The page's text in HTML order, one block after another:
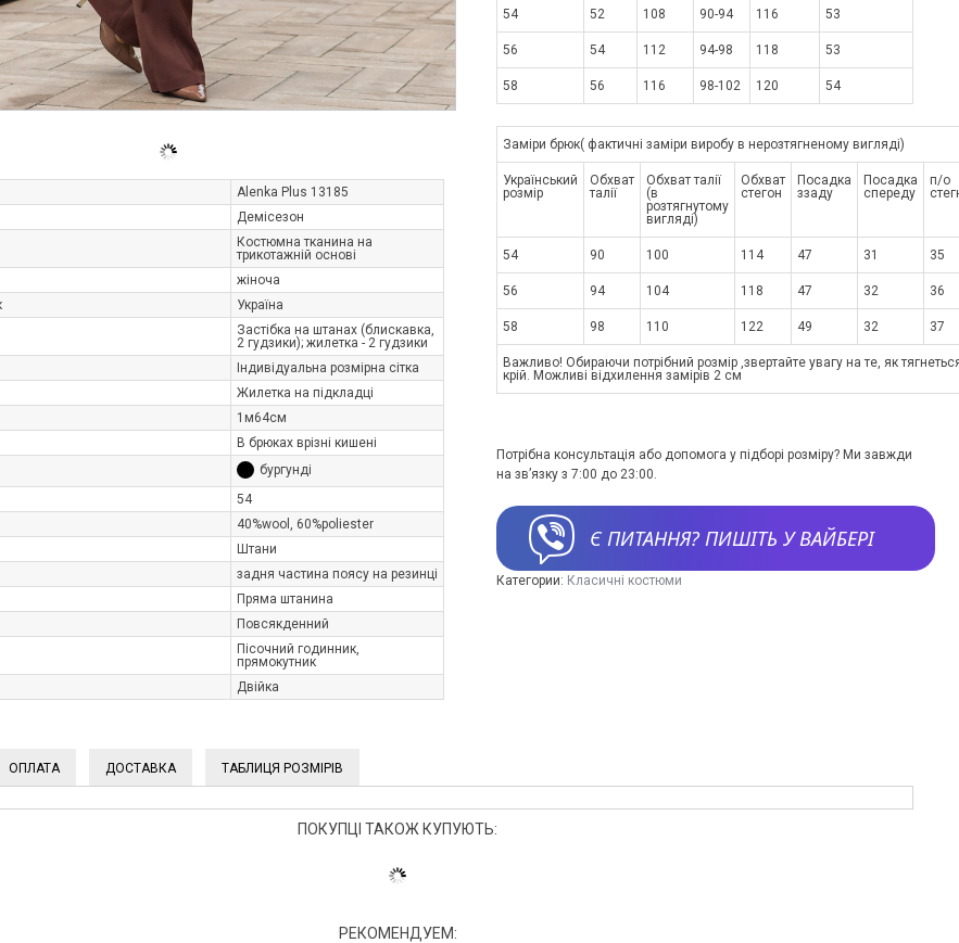
Alenka Plus 13185
Демісезон
Костюмна тканина на
трикотажній основі
жіноча
Україна
Застібка на штанах (блискавка,
2 гудзики); жилетка - 2 гудзики
Індивідуальна розмірна сітка
Жилетка на підкладці
1м64см
В брюках врізні кишені
бургунді
54
40%wool, 60%poliester
Штани
задня частина поясу на резинці
Пряма штанина
Повсякденний
Пісочний годинник,
прямокутник
Двійка
54 52 108 90-94 116 53
56 54 112 94-98 118 53
58 56 116 98-102 120 54
Заміри брюк( фактичні заміри виробу в нерозтягненому вигляді)
Український
розмір
Обхват
талії
Обхват талії
(в
розтягнутому
вигляді)
Обхват
стегон
Посадка
ззаду
Посадка
спереду
п/о
54 90 100 114 47 31 35
56 94 104 118 47 32 36
58 98 110 122 49 32 37
Важливо! Обираючи потрібний розмір ,звертайте увагу на те, як
крій. Можливі відхилення замірів 2 см
Потрібна консультація або допомога у підборі розміру? Ми завжди
на зв’язку з 7:00 до 23:00.
Є ПИТАННЯ? ПИШІТЬ У ВАЙБЕРІ
Категории: Класичні костюми
ОПЛАТА ДОСТАВКА ТАБЛИЦЯ РОЗМІРІВ
ПОКУПЦІ ТАКОЖ КУПУЮТЬ:
РЕКОМЕНДУЕМ: